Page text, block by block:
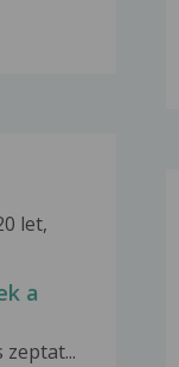
let,
a
zeptat...